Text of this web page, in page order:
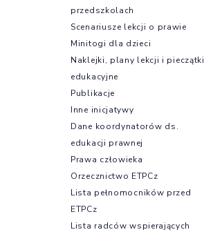
przedszkolach
Scenariusze lekcji o prawie
Minitogi dla dzieci
Naklejki, plany lekcji i pieczątki
edukacyjne
Publikacje
Inne inicjatywy
Dane koordynatorów ds.
edukacji prawnej
Prawa człowieka
Orzecznictwo ETPCz
Lista pełnomocników przed
ETPCz
Lista radców wspierających